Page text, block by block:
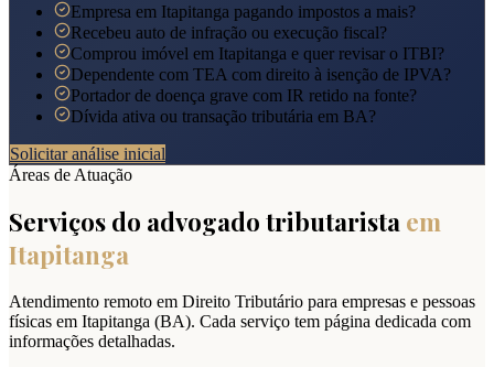
Empresa em Itapitanga pagando impostos a mais?
Recebeu auto de infração ou execução fiscal?
Comprou imóvel em Itapitanga e quer revisar o ITBI?
Dependente com TEA com direito à isenção de IPVA?
Portador de doença grave com IR retido na fonte?
Dívida ativa ou transação tributária em BA?
Solicitar análise inicial
Áreas de Atuação
Serviços do advogado tributarista em
Itapitanga
Atendimento remoto em Direito Tributário para empresas e pessoas
físicas em Itapitanga (BA). Cada serviço tem página dedicada com
informações detalhadas.